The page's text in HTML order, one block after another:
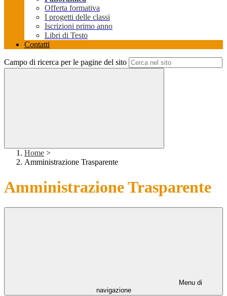
Offerta formativa
I progetti delle classi
Iscrizioni primo anno
Libri di Testo
Contatti
Campo di ricerca per le pagine del sito
Home >
Amministrazione Trasparente
Amministrazione Trasparente
Menu di
navigazione